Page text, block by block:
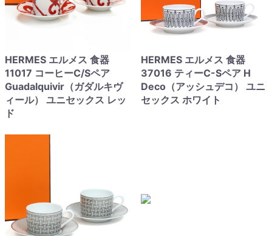
HERMES エルメス 食器
11017 コーヒーC/Sペア
Guadalquivir（ガダルキヴ
ィール） ユニセックス レッ
ド
HERMES エルメス 食器
37016 ティーC-Sペア H
Deco（アッシュデコ） ユニ
セックス ホワイト